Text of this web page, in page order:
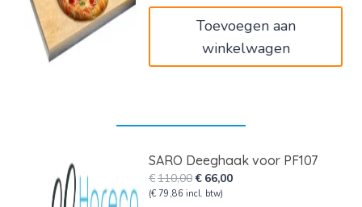
Toevoegen aan
winkelwagen
SARO Deeghaak voor PF107
€110,00Oorspronkelijke
prijs
€ 66,00Huidige
(€ 79,86 incl. btw)